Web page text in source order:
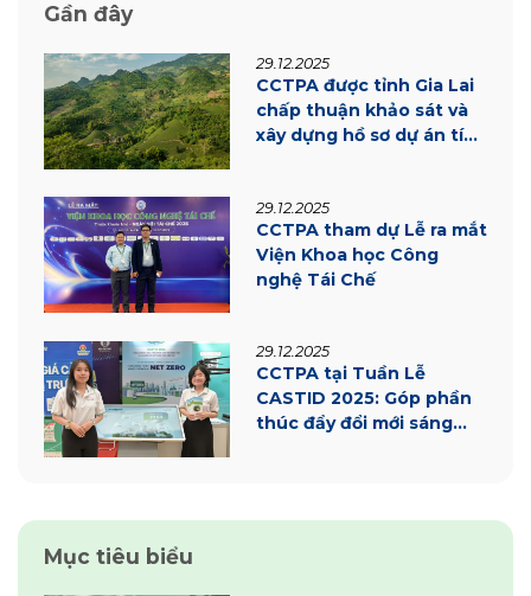
Gần đây
29.12.2025
CCTPA được tỉnh Gia Lai
chấp thuận khảo sát và
xây dựng hồ sơ dự án tín
29.12.2025
CCTPA tham dự Lễ ra mắt
Viện Khoa học Công
nghệ Tái Chế
29.12.2025
CCTPA tại Tuần Lễ
CASTID 2025: Góp phần
thúc đẩy đổi mới sáng
Mục tiêu biểu